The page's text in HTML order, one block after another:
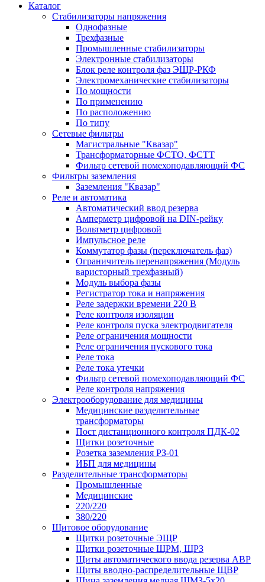
Каталог
Стабилизаторы напряжения
Однофазные
Трехфазные
Промышленные стабилизаторы
Электронные стабилизаторы
Блок реле контроля фаз ЭЩР-РКФ
Электромеханические стабилизаторы
По мощности
По применению
По расположению
По типу
Сетевые фильтры
Магистральные "Квазар"
Трансформаторные ФСТО, ФСТТ
Фильтр сетевой помехоподавляющий ФС
Фильтры заземления
Заземления "Квазар"
Реле и автоматика
Автоматический ввод резерва
Амперметр цифровой на DIN-рейку
Вольтметр цифровой
Импульсное реле
Коммутатор фазы (переключатель фаз)
Ограничитель перенапряжения (Модуль
варисторный трехфазный)
Модуль выбора фазы
Регистратор тока и напряжения
Реле задержки времени 220 В
Реле контроля изоляции
Реле контроля пуска электродвигателя
Реле ограничения мощности
Реле ограничения пускового тока
Реле тока
Реле тока утечки
Фильтр сетевой помехоподавляющий ФС
Реле контроля напряжения
Электрооборудование для медицины
Медицинские разделительные
трансформаторы
Пост дистанционного контроля ПДК-02
Щитки розеточные
Розетка заземления РЗ-01
ИБП для медицины
Разделительные трансформаторы
Промышленные
Медицинские
220/220
380/220
Щитовое оборудование
Щитки розеточные ЭЩР
Щитки розеточные ЩРМ, ЩРЗ
Щиты автоматического ввода резерва АВР
Щиты вводно-распределительные ЩВР